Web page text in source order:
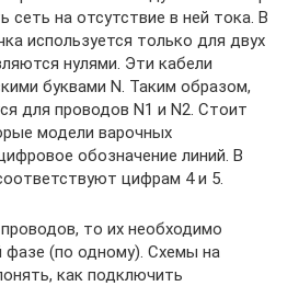
сеть на отсутствие в ней тока. В
используется только для двух
нулями. Эти кабели
буквами N. Таким образом,
для проводов N1 и N2. Стоит
модели варочных
обозначение линий. В
цифрам 4 и 5.
то их необходимо
(по одному). Схемы на
как подключить